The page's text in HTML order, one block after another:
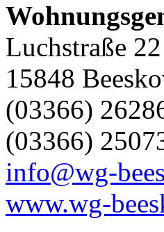
Luchstraße
15848
(03366)
(03366)
info@wg-
www.wg-